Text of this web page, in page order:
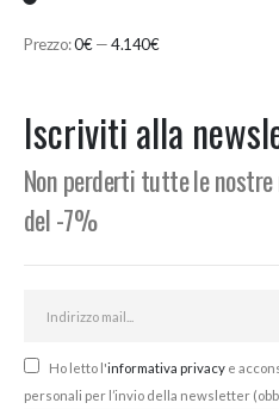
Prezzo:0€—4.140€
Iscriviti alla
Non perderti tutte le
del -7%
Ho letto l'informativa privacy e
personali per l’invio della newsletter